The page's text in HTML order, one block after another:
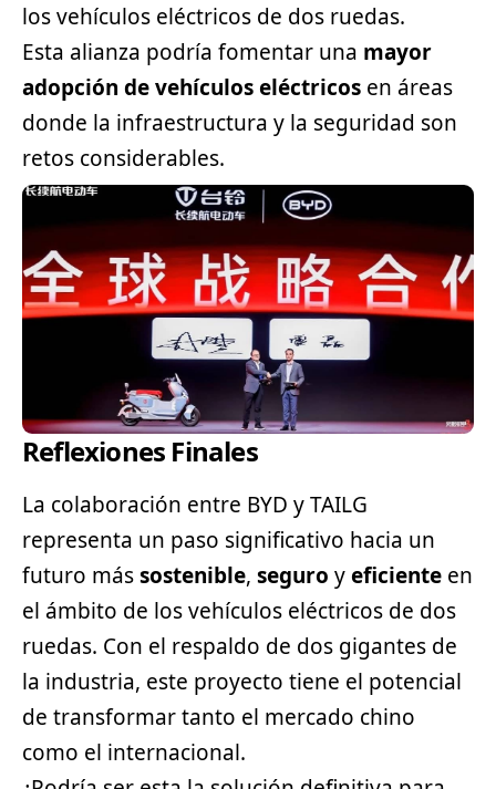
los vehículos eléctricos de dos ruedas.
Esta alianza podría fomentar una mayor
adopción de vehículos eléctricos en áreas
donde la infraestructura y la seguridad son
retos considerables.
Reflexiones Finales
La colaboración entre BYD y TAILG
representa un paso significativo hacia un
futuro mássostenible, seguro yeficiente en
el ámbito de los vehículos eléctricos de dos
ruedas. Con el respaldo de dos gigantes de
la industria, este proyecto tiene el potencial
de transformar tanto el mercado chino
como el internacional.